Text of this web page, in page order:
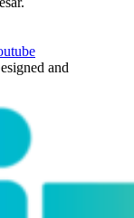
and